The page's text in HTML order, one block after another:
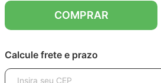
COMPRAR
Calcule frete e prazo